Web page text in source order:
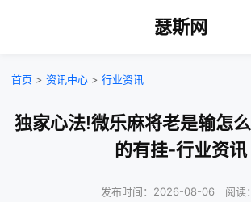
瑟斯网
首页 > 资讯中心 > 行业资讯
独家心法!微乐麻将老是输怎
的有挂-行业资讯
发布时间：2026-08-06｜阅读